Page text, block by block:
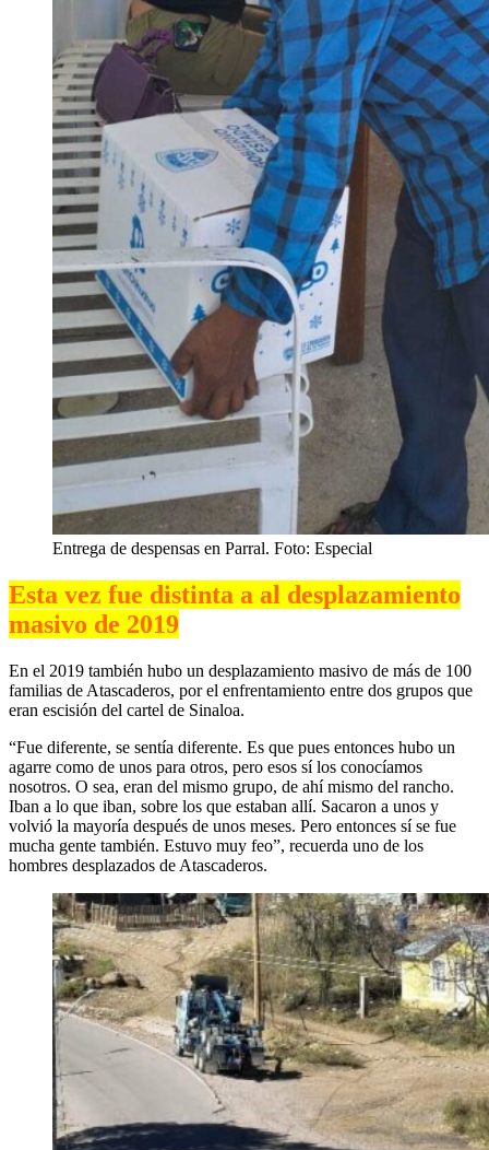
Entrega de despensas en Parral. Foto: Especial
Esta vez fue distinta a al desplazamiento
masivo de 2019
En el 2019 también hubo un desplazamiento masivo de más de 100
familias de Atascaderos, por el enfrentamiento entre dos grupos que
eran escisión del cartel de Sinaloa.
“Fue diferente, se sentía diferente. Es que pues entonces hubo un
agarre como de unos para otros, pero esos sí los conocíamos
nosotros. O sea, eran del mismo grupo, de ahí mismo del rancho.
Iban a lo que iban, sobre los que estaban allí. Sacaron a unos y
volvió la mayoría después de unos meses. Pero entonces sí se fue
mucha gente también. Estuvo muy feo”, recuerda uno de los
hombres desplazados de Atascaderos.